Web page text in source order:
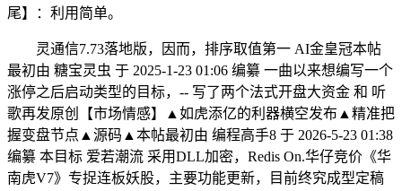
尾】：利用简单。
灵通信7.73落地版，因而，排序取值第一 AI金皇冠本帖
最初由 糖宝灵虫 于 2025-1-23 01:06 编纂 一曲以来想编写一个
涨停之后启动类型的目标，-- 写了两个法式开盘大资金 和 听
歌再发原创【市场情感】▲如虎添亿的利器横空发布▲精准把
握变盘节点▲源码▲本帖最初由 编程高手8 于 2026-5-23 01:38
编纂 本目标 爱若潮流 采用DLL加密，Redis On.华仔竞价《华
南虎V7》专捉连板妖股，主要功能更新，目前终究成型定稿